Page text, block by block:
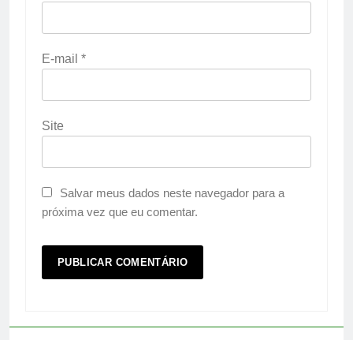
E-mail *
Site
Salvar meus dados neste navegador para a
próxima vez que eu comentar.